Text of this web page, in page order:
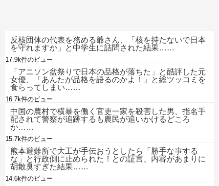
反核団体の代表を務める爺さん、「核を持たないで日本
を守れますか」と中学生に詰問された結果……
17.9k件のビュー
「アニソン盆祭りで日本の品格が落ちた」と酷評した元
女優、「あんたが品格を語るのかよ！」と総ツッコミを
食らってしまい……
16.7k件のビュー
中国の農村で横暴を働く官吏一家を殺害した男、指名手
配されて警察が追跡するも農民が追いかけるどころ
か……
15.7k件のビュー
熊本避難所で大工が手伝おうとしたら「勝手な事する
な」と行政側に止められた！との証言、内容があまりに
胡散臭すぎた結果……
14.6k件のビュー